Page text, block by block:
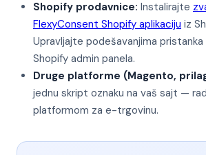
Shopify prodavnice: Instalirajte
FlexyConsent Shopify aplikaciju iz
Upravljajte podešavanjima
Shopify admin panela.
Druge platforme (Magento,
jednu skript oznaku na vaš sajt —
platformom za e-trgovinu.